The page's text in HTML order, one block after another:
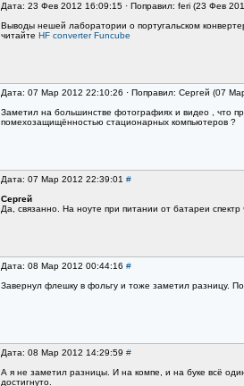
Дата: 23 Фев 2012 16:09:15 · Поправил: feri (23 Фев
Выводы нешей лаборатории о португальском
читайте HF converter Funcube
Дата: 07 Мар 2012 22:10:26 · Поправил: Сергей (07
Заметил на большинстве фотографиях и видео , что
помехозащищённостью стационарных компьютеров ?
Дата: 07 Мар 2012 22:39:01 #
Сергей
Да, связанно. На ноуте при питании от батареи
Дата: 08 Мар 2012 00:44:16 #
Завернул флешку в фольгу и тоже заметил разницу.
Дата: 08 Мар 2012 14:29:59 #
А я не заметил разницы. И на компе, и на буке всё
достигнуто.